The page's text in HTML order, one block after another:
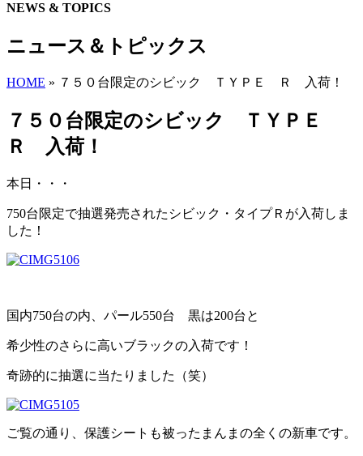
NEWS & TOPICS
ニュース＆トピックス
HOME » ７５０台限定のシビック ＴＹＰＥ Ｒ 入荷！
７５０台限定のシビック ＴＹＰＥ
Ｒ 入荷！
本日・・・
750台限定で抽選発売されたシビック・タイプＲが入荷しま
した！
国内750台の内、パール550台 黒は200台と
希少性のさらに高いブラックの入荷です！
奇跡的に抽選に当たりました（笑）
ご覧の通り、保護シートも被ったまんまの全くの新車です。